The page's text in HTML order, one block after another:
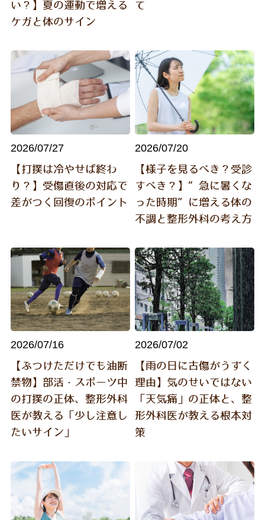
肩・腰・膝の痛み
しびれ・神経痛にお悩みの方へ
外反母趾にお悩みの方へ
スポーツによるけが
交通事故に遭われた方へ
骨粗鬆症・骨密度でお悩みの方へ
冷え・疲れ・便秘・その他体調不良
痛風（急な腫れや痛み）の方へ
更年期の体調不良の改善したい方へ
い？】夏の運動で増える
ケガと体のサイン
て
2026/07/27
【打撲は冷やせば終わ
り？】受傷直後の対応で
差がつく回復のポイント
2026/07/20
【様子を見るべき？受診
すべき？】“急に暑くな
った時期”に増える体の
不調と整形外科の考え方
2026/07/16
【ぶつけただけでも油断
禁物】部活・スポーツ中
の打撲の正体、整形外科
医が教える「少し注意し
たいサイン」
2026/07/02
【雨の日に古傷がうずく
理由】気のせいではない
「天気痛」の正体と、整
形外科医が教える根本対
策